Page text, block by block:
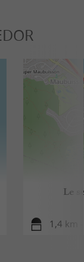
Le
1,4 km